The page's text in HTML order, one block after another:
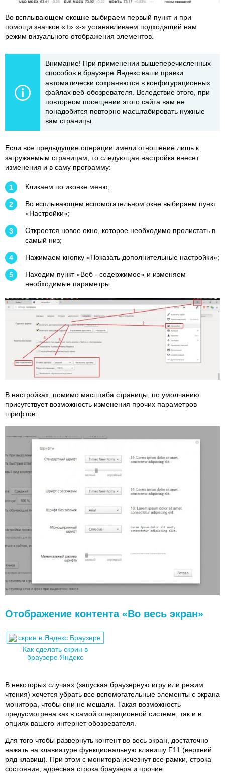
Во всплывающем окошке выбираем первый пункт и при
помощи значков «+» «-» устанавливаем подходящий нам
режим визуального отображения элементов.
Внимание! При применении вышеперечисленных
способов в браузере Яндекс ваши правки
автоматически сохраняются в конфигурационных
файлах веб-обозревателя. Вследствие этого, при
повторном посещении этого сайта вам не
понадобится повторно масштабировать нужные
вам страницы.
Если все предыдущие операции имели отношение лишь к
загружаемым страницам, то следующая настройка внесет
изменения и в саму программу:
Кликаем по иконке меню;
Во всплывающем вспомогательном окне выбираем пункт
«Настройки»;
Откроется новое окно, которое необходимо пролистать в
самый низ;
Нажимаем кнопку «Показать дополнительные настройки»;
Находим пункт «Веб - содержимое» и изменяем
необходимые параметры.
В настройках, помимо масштаба страницы, по умолчанию
присутствует возможность изменения прочих параметров
шрифтов:
Отображение контента «Во весь экран»
Как сделать скрин в
браузере Яндекс
В некоторых случаях (запуская браузерную игру или режим
чтения) хочется убрать все вспомогательные элементы с экрана
монитора, чтобы они не мешали. Такая возможность
предусмотрена как в самой операционной системе, так и в
опциях вашего интернет обозревателя.
Для того чтобы развернуть контент во весь экран, достаточно
нажать на клавиатуре функциональную клавишу F11 (верхний
ряд клавиш). При этом с монитора исчезнут все рамки, строка
состояния, адресная строка браузера и прочие